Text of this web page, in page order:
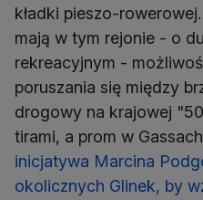
kładki pieszo-
mają w tym rejonie - o
rekreacyjnym -
poruszania się między
drogowy na krajowej
tirami, a prom w
inicjatywa Marcina
okolicznych Glinek, by